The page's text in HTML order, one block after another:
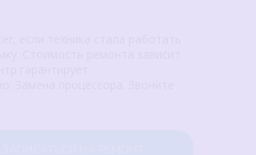
если техника стала работать
Стоимость ремонта зависит
гарантирует
Замена процессора. Звоните